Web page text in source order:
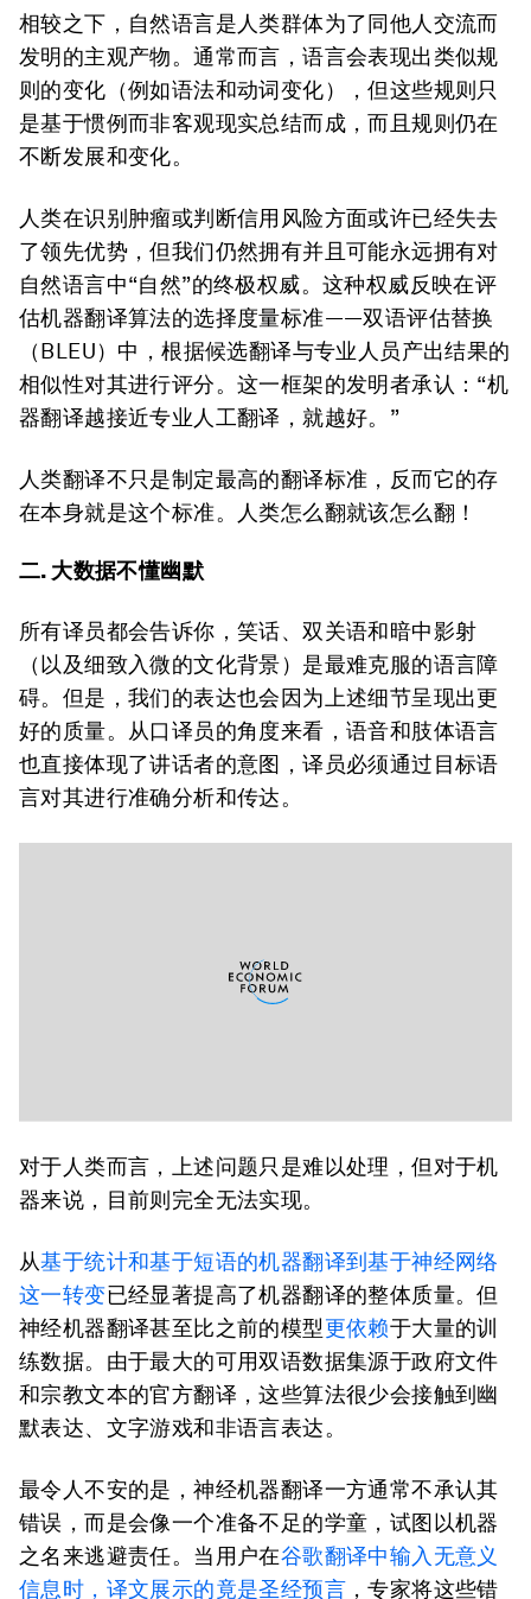
相较之下，自然语言是人类群体为了同他人交流而
发明的主观产物。通常而言，语言会表现出类似规
则的变化（例如语法和动词变化），但这些规则只
是基于惯例而非客观现实总结而成，而且规则仍在
不断发展和变化。
人类在识别肿瘤或判断信用风险方面或许已经失去
了领先优势，但我们仍然拥有并且可能永远拥有对
自然语言中“自然”的终极权威。这种权威反映在评
估机器翻译算法的选择度量标准——双语评估替换
（BLEU）中，根据候选翻译与专业人员产出结果的
相似性对其进行评分。这一框架的发明者承认：“机
器翻译越接近专业人工翻译，就越好。”
人类翻译不只是制定最高的翻译标准，反而它的存
在本身就是这个标准。人类怎么翻就该怎么翻！
二. 大数据不懂幽默
所有译员都会告诉你，笑话、双关语和暗中影射
（以及细致入微的文化背景）是最难克服的语言障
碍。但是，我们的表达也会因为上述细节呈现出更
好的质量。从口译员的角度来看，语音和肢体语言
也直接体现了讲话者的意图，译员必须通过目标语
言对其进行准确分析和传达。
对于人类而言，上述问题只是难以处理，但对于机
器来说，目前则完全无法实现。
从基于统计和基于短语的机器翻译到基于神经网络
这一转变已经显著提高了机器翻译的整体质量。但
神经机器翻译甚至比之前的模型更依赖于大量的训
练数据。由于最大的可用双语数据集源于政府文件
和宗教文本的官方翻译，这些算法很少会接触到幽
默表达、文字游戏和非语言表达。
最令人不安的是，神经机器翻译一方通常不承认其
错误，而是会像一个准备不足的学童，试图以机器
之名来逃避责任。当用户在谷歌翻译中输入无意义
信息时，译文展示的竟是圣经预言 ，专家将这些错